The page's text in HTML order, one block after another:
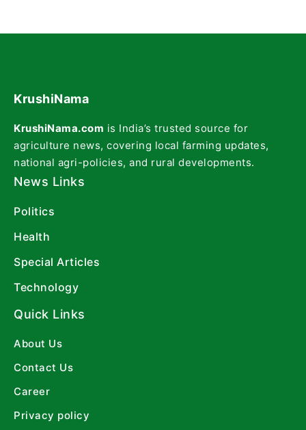
KrushiNama
KrushiNama.com is India’s trusted source for
agriculture news, covering local farming updates,
national agri-policies, and rural developments.
News Links
Politics
Health
Special Articles
Technology
Quick Links
About Us
Contact Us
Career
Privacy policy